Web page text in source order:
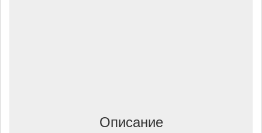
Описание